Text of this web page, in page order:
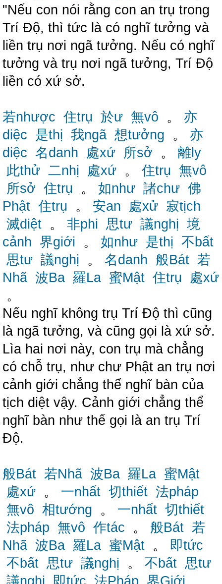
"Nếu con nói rằng con an trụ trong
Trí Độ, thì tức là có nghĩ tưởng và
liền trụ nơi ngã tưởng. Nếu có nghĩ
tưởng và trụ nơi ngã tưởng, Trí Độ
liền có xứ sở.
若nhược 住trụ 於ư 無vô 。 亦
diệc 是thị 我ngã 想tưởng 。 亦
diệc 名danh 處xứ 所sở 。 離ly
此thử 二nhị 處xứ 。 住trụ 無vô
所sở 住trụ 。 如như 諸chư 佛
Phật 住trụ 。 安an 處xử 寂tịch
滅diệt 。 非phi 思tư 議nghị 境
cảnh 界giới 。 如như 是thị 不bất
思tư 議nghị 。 名danh 般Bát 若
Nhã 波Ba 羅La 蜜Mật 住trụ
處xứ
。
Nếu nghĩ không trụ Trí Độ thì cũng
là ngã tưởng, và cũng gọi là xứ sở.
Lìa hai nơi này, con trụ mà chẳng
có chỗ trụ, như chư Phật an trụ nơi
cảnh giới chẳng thể nghĩ bàn của
tịch diệt vậy. Cảnh giới chẳng thể
nghĩ bàn như thế gọi là an trụ Trí
Độ.
般Bát 若Nhã 波Ba 羅La 蜜Mật
處xứ 。 一nhất 切thiết 法pháp
無vô 相tướng 。 一nhất 切thiết
法pháp 無vô 作tác 。 般Bát 若
Nhã 波Ba 羅La 蜜Mật 。 即tức
不bất 思tư 議nghị 。 不bất 思tư
議nghị
即tức 法Pháp 界Giới